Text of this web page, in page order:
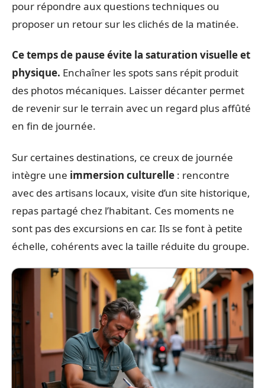
pour répondre aux questions techniques ou
proposer un retour sur les clichés de la matinée.
Ce temps de pause évite la saturation visuelle et
physique. Enchaîner les spots sans répit produit
des photos mécaniques. Laisser décanter permet
de revenir sur le terrain avec un regard plus affûté
en fin de journée.
Sur certaines destinations, ce creux de journée
intègre une immersion culturelle : rencontre
avec des artisans locaux, visite d’un site historique,
repas partagé chez l’habitant. Ces moments ne
sont pas des excursions en car. Ils se font à petite
échelle, cohérents avec la taille réduite du groupe.